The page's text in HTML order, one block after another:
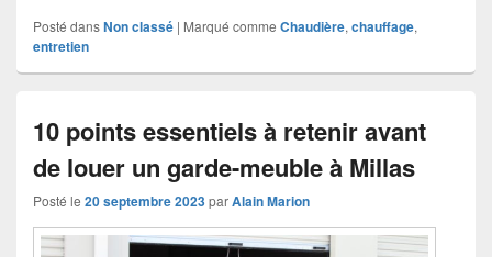
Posté dansNon classé | Marqué comme Chaudière, chauffage,
entretien
10 points essentiels à retenir avant
de louer un garde-meuble à Millas
Posté le 20 septembre 2023parAlain Marion